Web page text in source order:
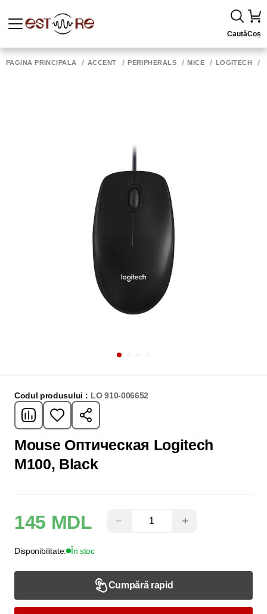
CautăCoș
PAGINA PRINCIPALĂ ACCENT PERIPHERALS MICE LOGITECH
Codul produsului : LO 910-006652
Mouse Оптическая Logitech
M100, Black
145 MDL − +
Disponibilitate: În stoc
Cumpără rapid